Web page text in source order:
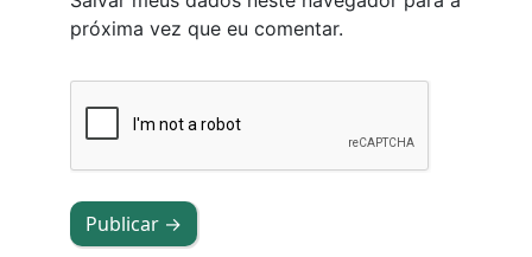
próxima vez que eu comentar.
Publicar →